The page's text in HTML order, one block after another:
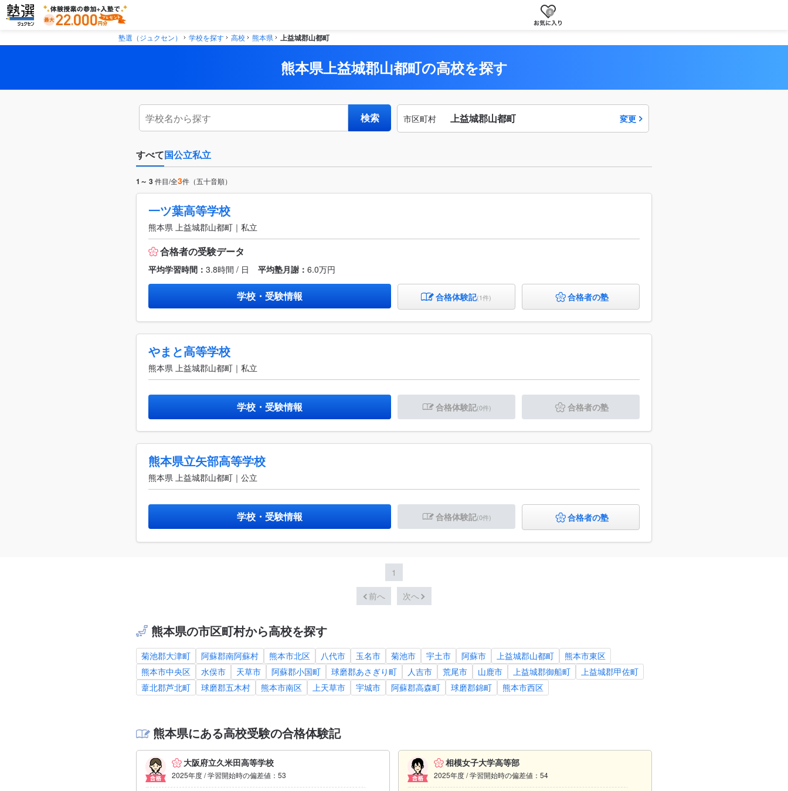
0
塾選（ジュクセン） 学校を探す 高校 熊本県 上益城郡山都町
熊本県上益城郡山都町の高校を探す
検索 市区町村 上益城郡山都町 変更
市区
から
駅・
から
すべて国公立私立
1～ 3件目/全3件（五十音順）
一ツ葉高等学校
熊本県 上益城郡山都町｜私立
合格者の受験データ
平均学習時間： 3.8時間 / 日 平均塾月謝： 6.0万円
学校・受験情報 合格体験記(1件) 合格者の塾
やまと高等学校
熊本県 上益城郡山都町｜私立
学校・受験情報 合格体験記(0件) 合格者の塾
熊本県立矢部高等学校
熊本県 上益城郡山都町｜公立
学校・受験情報 合格体験記(0件) 合格者の塾
1
前へ 次へ
熊本県の市区町村から高校を探す
菊池郡大津町 阿蘇郡南阿蘇村 熊本市北区 八代市 玉名市 菊池市 宇土市 阿蘇市 上益城郡山都町
熊本市東区
熊本市中央区
水俣市 天草市 阿蘇郡小国町 球磨郡あさぎり町 人吉市 荒尾市 山鹿市 上益城郡御船町
上益城郡甲佐町
葦北郡芦北町
球磨郡五木村 熊本市南区 上天草市 宇城市 阿蘇郡高森町 球磨郡錦町 熊本市西区
熊本県にある高校受験の合格体験記
大阪府立久米田高等学校
2025年度 / 学習開始時の偏差値：53
相模女子大学高等部
2025年度 / 学習開始時の偏差値：54